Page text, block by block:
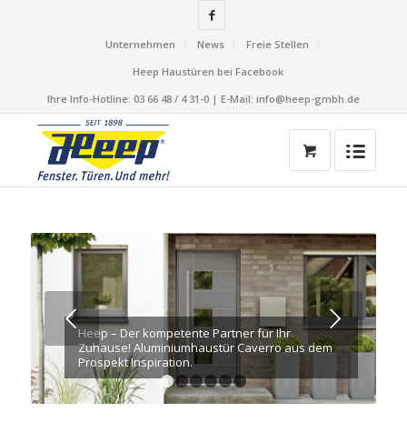
Unternehmen News
Freie Stellen
Heep Haustüren bei Facebook
Ihre Info-Hotline: 03 66 48 / 4 31-0 | E-Mail: info@heep-gmbh.de
Heep – Der kompetente Partner für Ihr
Zuhause! Aluminiumhaustür Caverro aus dem
Prospekt Inspiration.
Weiter
1 2 4 6